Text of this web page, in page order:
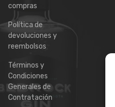
compras
Política de
devoluciones y
reembolsos
Términos y
Condiciones
Generales de
Contratación